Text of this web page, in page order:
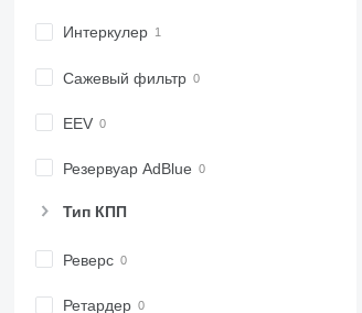
6210
6230
6300
6330
6430 Premium
8220
8650
8670
8732
8740
Интеркулер
Сажевый фильтр
EEV
Резервуар AdBlue
Тип КПП
Реверс
Ретардер